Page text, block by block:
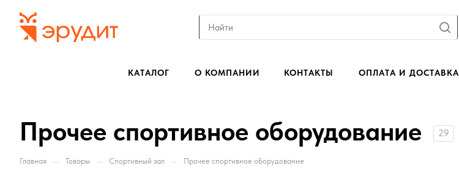
КАТАЛОГ О КОМПАНИИ КОНТАКТЫ ОПЛАТА И ДОСТАВКА
Прочее спортивное оборудование 29
Главная — Товары — Спортивный зал — Прочее спортивное оборудование